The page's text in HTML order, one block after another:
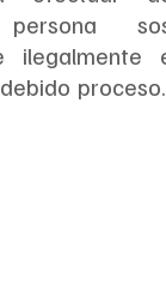
persona